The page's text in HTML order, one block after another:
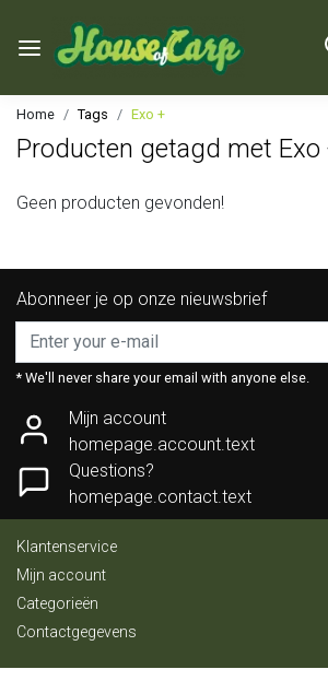
Home Tags Exo +
Producten getagd met Exo
Geen producten gevonden!
Abonneer je op onze nieuwsbrief
* We'll never share your email with anyone else.
Mijn account
homepage.account.text
Questions?
homepage.contact.text
Klantenservice
Mijn account
Categorieën
Contactgegevens